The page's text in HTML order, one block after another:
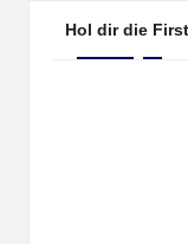
Beiträge
Hol dir die